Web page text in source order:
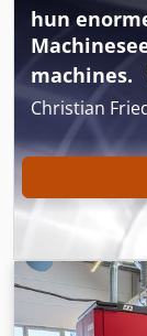
Worden
productiviteit
taak 
omslag) 
hun
machines.
Christian